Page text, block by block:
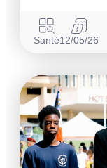
Santé12/05/26